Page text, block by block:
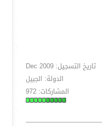
تاريخ التسجيل: Dec 2009
الدولة: الجبيل
المشاركات: 972